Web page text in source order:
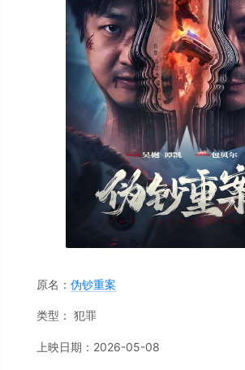
原名： 伪钞重案
类型： 犯罪
上映日期：2026-05-08